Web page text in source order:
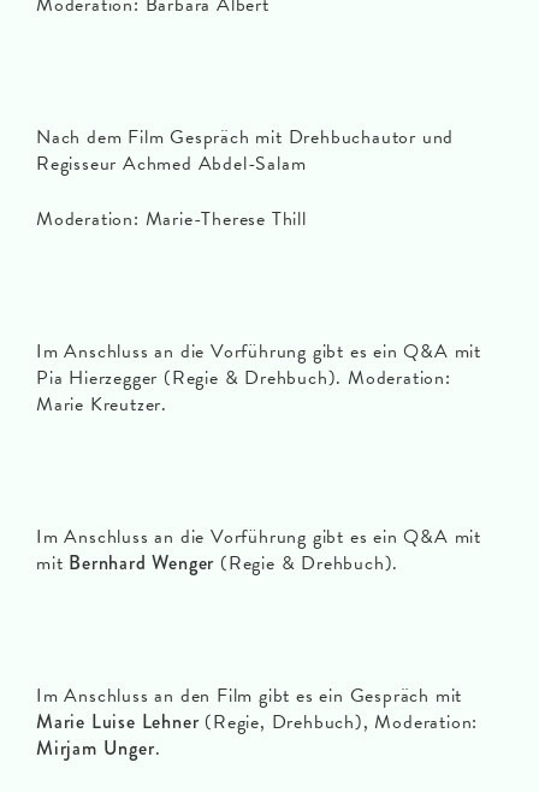
Nach dem Film Gespräch mit Drehbuchautor und
Regisseur Achmed Abdel-Salam
Moderation: Marie-Therese Thill
Im Anschluss an die Vorführung gibt es ein Q&A mit
Pia Hierzegger (Regie & Drehbuch). Moderation:
Marie Kreutzer.
Im Anschluss an die Vorführung gibt es ein Q&A mit
mit Bernhard Wenger (Regie & Drehbuch).
Im Anschluss an den Film gibt es ein Gespräch mit
Marie Luise Lehner(Regie, Drehbuch), Moderation:
Mirjam Unger.